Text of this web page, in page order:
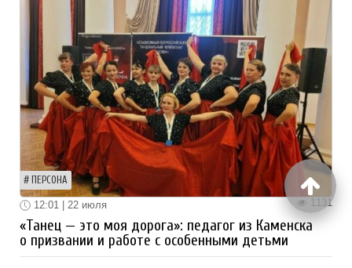
ПЕРСОНА
1131
12:01 | 22 июля
«Танец — это моя дорога»: педагог из Каменска
о призвании и работе с особенными детьми